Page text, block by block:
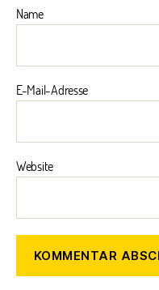
Name
E-Mail-Adresse
Website